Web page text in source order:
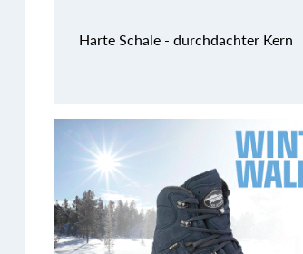
Harte Schale - durchdachter Kern